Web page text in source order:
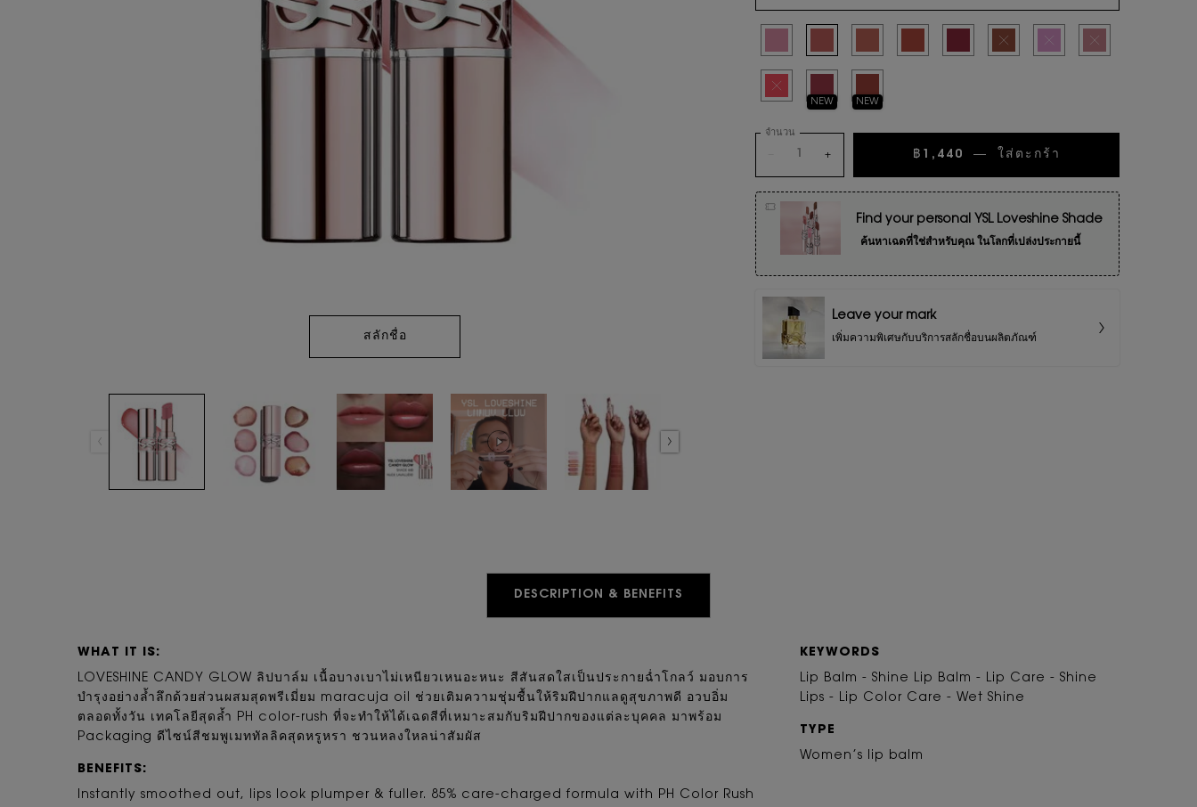
934
ลิงก์
หน้า
เดียวกัน
สลักชื่อ
3B_ROSEWOOD BLUSH, 3 of 11
7B_NUDE PLEASURE, 4 of 11
5B_NUDE CRUSH, 5 of 11
Selected
สินค้าหมดแล้วค่ะ
Selected
สินค้าหมดแล้วค่ะ
Selected
สินค้าหมดแล้วค่ะ
Selected
สินค้าหมดแล้วค่ะ
NEW NEW
จำนวน
+ ฿1,440 ― ใส่ตะกร้า
Find your personal YSL Loveshine Shade
ค้นหาเฉดที่ใช่สำหรับคุณ ในโลกที่เปล่งประกายนี้
Leave your mark
เพิ่มความพิเศษกับบริการสลักชื่อบนผลิตภัณฑ์
DESCRIPTION & BENEFITS
WHAT IT IS:
LOVESHINE CANDY GLOW ลิปบาล์ม เนื้อบางเบาไม่เหนียวเหนอะหนะ สีสันสดใสเป็นประกายฉ่ำโกลว์ มอบการ
บำรุงอย่างล้ำลึกด้วยส่วนผสมสุดพรีเมี่ยม maracuja oil ช่วยเติมความชุ่มชื้นให้ริมฝีปากแลดูสุขภาพดี อวบอิ่ม
ตลอดทั้งวัน เทคโลยีสุดล้ำ PH color-rush ที่จะทำให้ได้เฉดสีที่เหมาะสมกับริมฝีปากของแต่ละบุคคล มาพร้อม
Packaging ดีไซน์สีชมพูเมททัลลิคสุดหรูหรา ชวนหลงใหลน่าสัมผัส
BENEFITS:
Instantly smoothed out, lips look plumper & fuller. 85% care-charged formula with PH Color Rush
KEYWORDS
Lip Balm - Shine Lip Balm - Lip Care - Shine
Lips - Lip Color Care - Wet Shine
TYPE
Women’s lip balm